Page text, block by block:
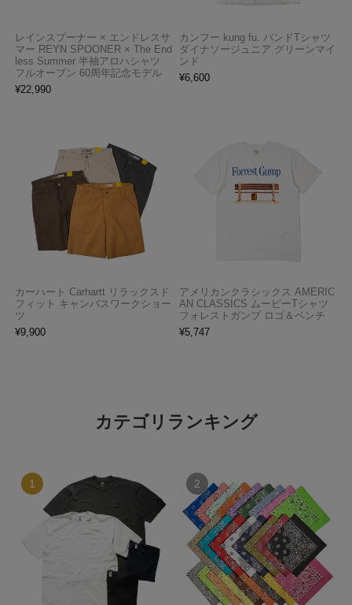
レインスプーナー × エンドレスサ
マー REYN SPOONER × The End
less Summer 半袖アロハシャツ
フルオープン 60周年記念モデル
¥22,990
カンフー kung fu. バンドTシャツ
ダイナソージュニア グリーンマイ
ンド
¥6,600
カーハート Carhartt リラックスド
フィット キャンバスワークショー
ツ
¥9,900
アメリカンクラシックス AMERIC
AN CLASSICS ムービーTシャツ
フォレストガンプ ロゴ＆ベンチ
¥5,747
カテゴリランキング